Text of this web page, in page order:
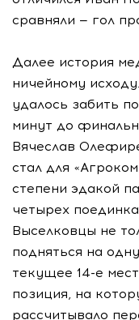
сравняли — гол
Далее история
ничейному
удалось забить
минут до
Вячеслав
стал для
степени эдакой
четырех
Выселковцы не
подняться на
текущее 14-е
позиция, на
рассчитывало